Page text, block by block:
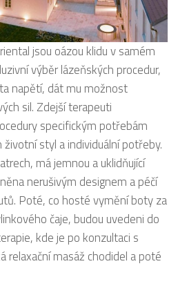
jsou oázou klidu v samém
výběr lázeňských procedur,
napětí, dát mu možnost
sil. Zdejší terapeuti
specifickým potřebám
styl a individuální potřeby.
má jemnou a uklidňující
nerušivým designem a péčí
Poté, co hosté vymění boty za
čaje, budou uvedeni do
kde je po konzultaci s
relaxační masáž chodidel a poté